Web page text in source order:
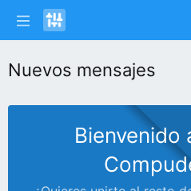
Nuevos mensajes
Bienvenido